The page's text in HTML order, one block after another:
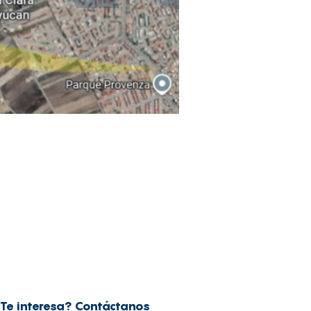
interesa? Contáctanos